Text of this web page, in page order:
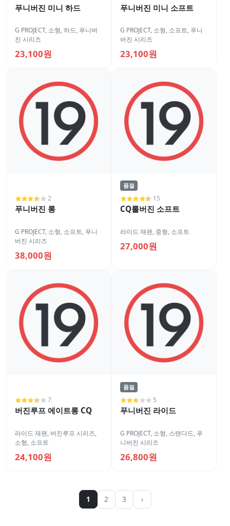
푸니버진 미니 하드
G PROJECT, 소형,하드, 푸니버
진 시리즈
23,100원
푸니버진 미니 소프트
G PROJECT, 소형, 소프트, 푸니
버진 시리즈
23,100원
2
푸니버진 롱
G PROJECT, 소형, 소프트, 푸니
버진 시리즈
38,000원
품절
15
CQ롤버진 소프트
라이드 재팬, 중형, 소프트
27,000원
7
버진루프 에이트롱 CQ
라이드 재팬, 버진루프 시리즈,
소형, 소프트
24,100원
품절
5
푸니버진 라이드
G PROJECT, 소형, 스탠다드, 푸
니버진 시리즈
26,800원
1 2 3 ›